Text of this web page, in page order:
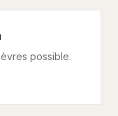
possible.